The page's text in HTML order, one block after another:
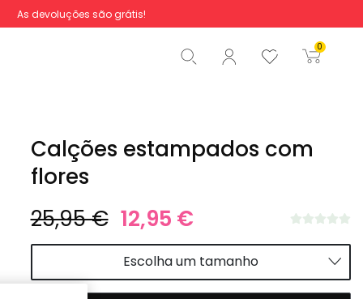
As devoluções são grátis!
0
Total 0,00 €
Iniciar ordem
Calções estampados com
flores
25,95 € 12,95 €
Escolha um tamanho